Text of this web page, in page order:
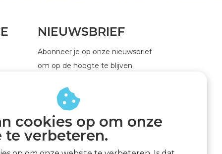
NIEUWSBRIEF
Abonneer je op onze nieuwsbrief
om op de hoogte te blijven.
ABONNEER
cookies op om onze
te verbeteren.